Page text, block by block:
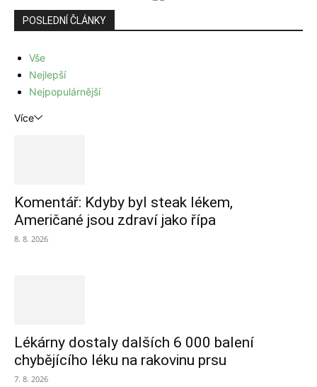
POSLEDNÍ ČLÁNKY
Vše
Nejlepší
Nejpopulárnější
Více
Komentář: Kdyby byl steak lékem,
Američané jsou zdraví jako řípa
8. 8. 2026
Lékárny dostaly dalších 6 000 balení
chybějícího léku na rakovinu prsu
7. 8. 2026